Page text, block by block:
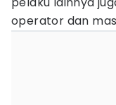
operator dan